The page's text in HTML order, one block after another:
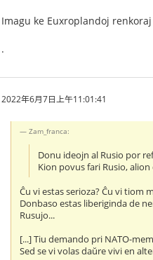
Imagu ke Euxroplandoj
.
2022年6月7日上午11:01:41
Zam_franca:
Donu ideojn al Rusio por
Kion povus fari Rusio,
Ĉu vi estas serioza? Ĉu vi tiom
Donbaso estas liberiginda de
Rusujo...
[...] Tiu demando pri NATO-
Sed se vi volas daŭre vivi en